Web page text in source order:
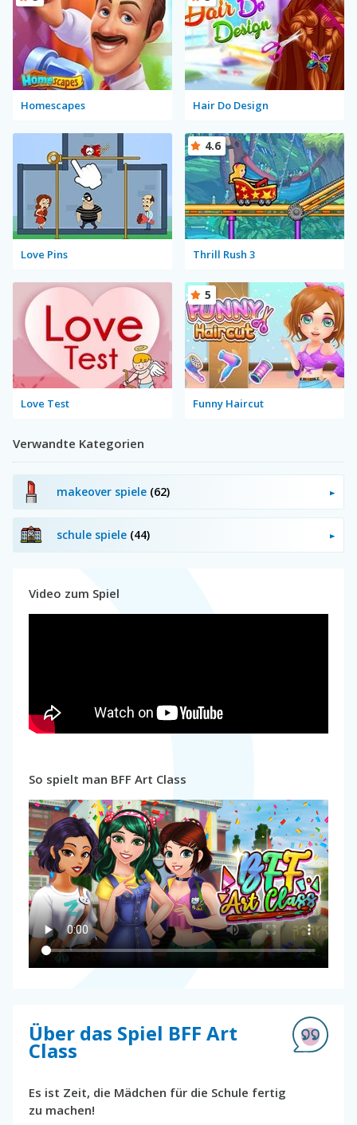
Homescapes Hair Do Design
Love Pins Thrill Rush 3
4.6
Love Test Funny Haircut
5
Verwandte Kategorien
makeover spiele (62)
schule spiele (44)
Video zum Spiel
So spielt man BFF Art Class
Über das Spiel BFF Art
Class
Es ist Zeit, die Mädchen für die Schule fertig
zu machen!